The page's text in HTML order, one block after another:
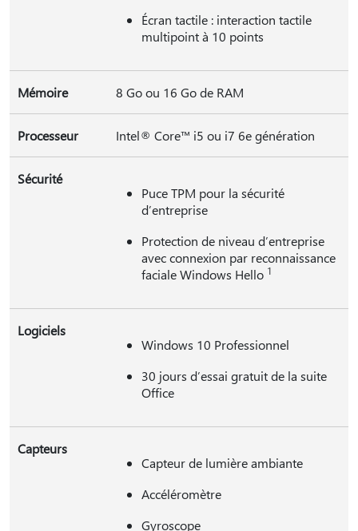
Écran tactile : interaction tactile
multipoint à 10 points
Mémoire 8 Go ou 16 Go de RAM
Processeur Intel® Core™ i5 ou i7 6e génération
Sécurité
Puce TPM pour la sécurité
d’entreprise
Protection de niveau d’entreprise
avec connexion par reconnaissance
faciale Windows Hello 1
Logiciels
Windows 10 Professionnel
30 jours d’essai gratuit de la suite
Office
Capteurs
Capteur de lumière ambiante
Accéléromètre
Gyroscope